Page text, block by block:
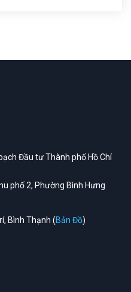
Đầu tư Thành phố Hồ Chí
phố 2, Phường Bình Hưng
Bình Thạnh (Bản Đồ)